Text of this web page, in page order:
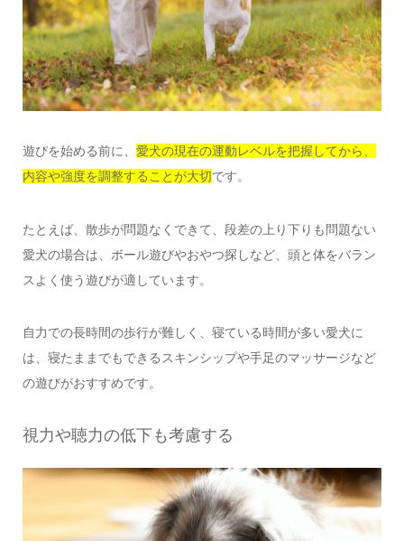
遊びを始める前に、 愛犬の現在の運動レベルを把握してから、
内容や強度を調整することが大切です。
たとえば、散歩が問題なくできて、段差の上り下りも問題ない
愛犬の場合は、ボール遊びやおやつ探しなど、頭と体をバラン
スよく使う遊びが適しています。
自力での長時間の歩行が難しく、寝ている時間が多い愛犬に
は、寝たままでもできるスキンシップや手足のマッサージなど
の遊びがおすすめです。
視力や聴力の低下も考慮する